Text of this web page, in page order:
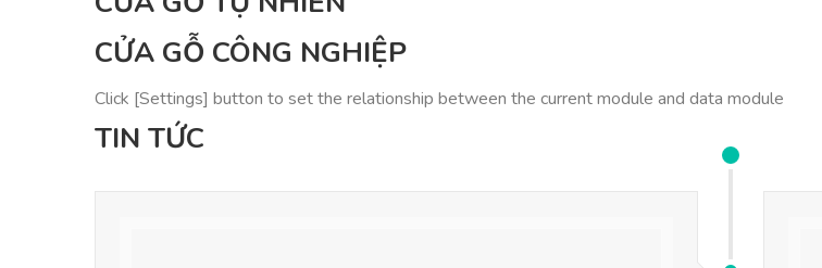
CỬA GỖ CÔNG NGHIỆP
Click [Settings] button to set the relationship between the current module and data module
TIN TỨC